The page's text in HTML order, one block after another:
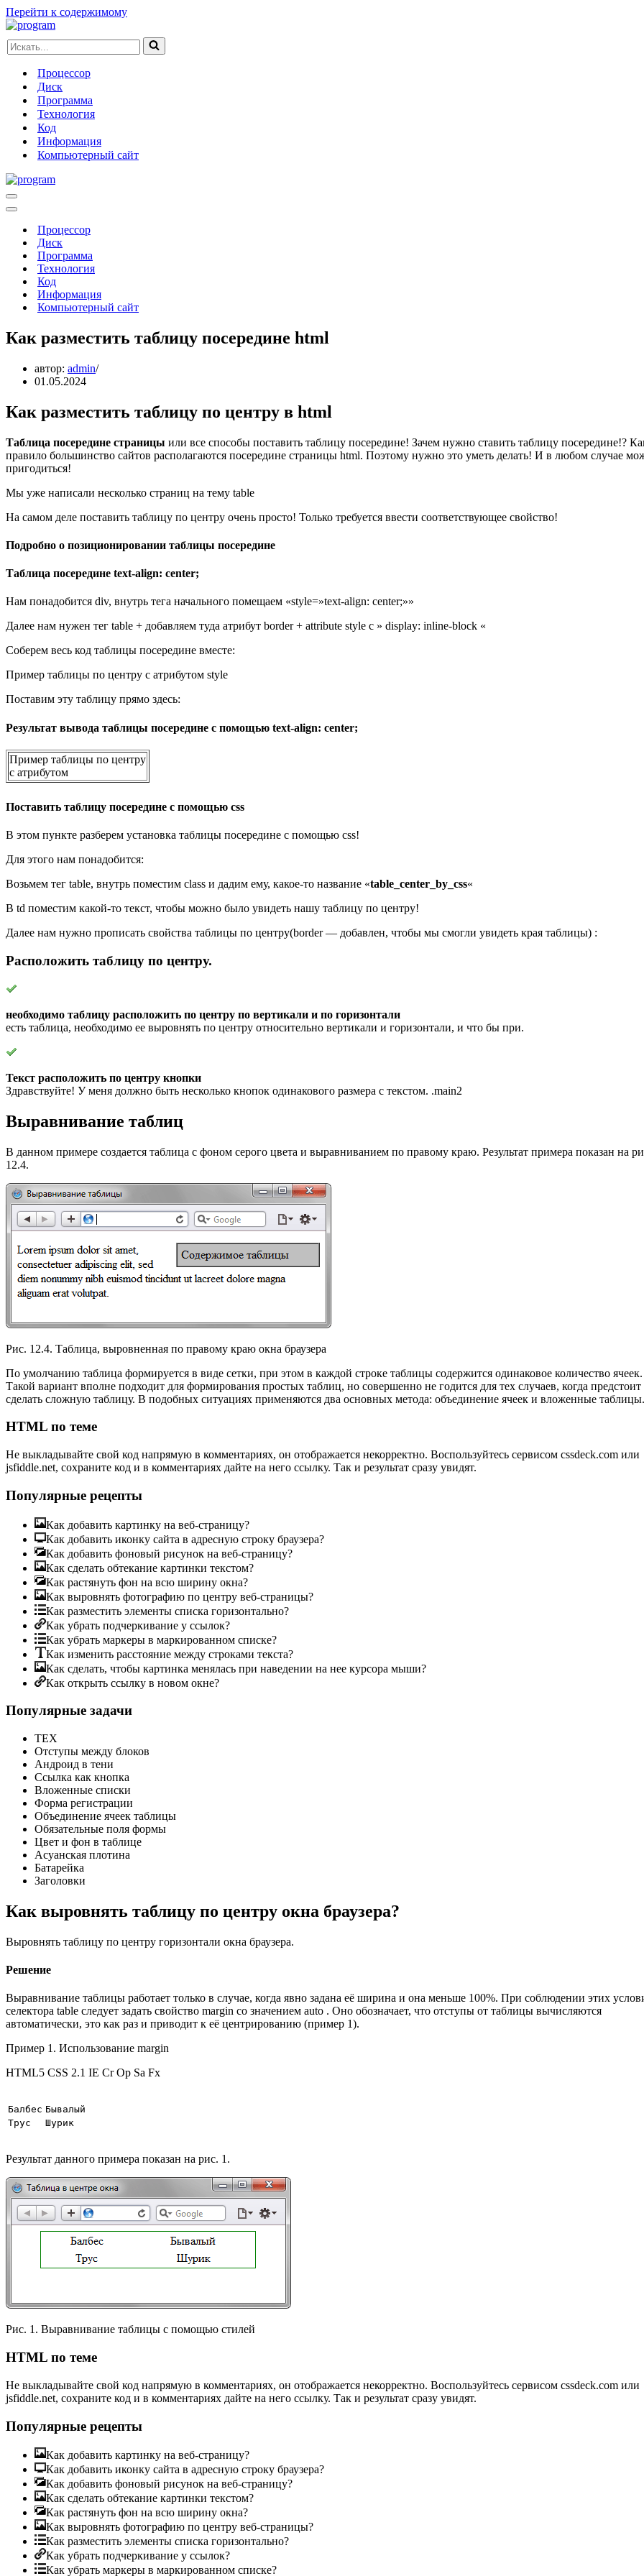
Перейти к содержимому
Искать...
Процессор
Диск
Программа
Технология
Код
Информация
Компьютерный сайт
Меню
навигации
Меню
навигацииПроцессор
Диск
Программа
Технология
Код
Информация
Компьютерный сайт
Как разместить таблицу посередине html
автор: admin
01.05.2024
Как разместить таблицу по центру в html
Таблица посередине страницы или все способы поставить таблицу посередине! Зачем нужно ставить таблицу посередине!?
правило большинство сайтов располагаются посередине страницы html. Поэтому нужно это уметь делать! И в любом случае
пригодиться!
Мы уже написали несколько страниц на тему table
На самом деле поставить таблицу по центру очень просто! Только требуется ввести соответствующее свойство!
Подробно о позиционировании таблицы посередине
Таблица посередине text-align: center;
Нам понадобится div, внутрь тега начального помещаем «style=»text-align: center;»»
Далее нам нужен тег table + добавляем туда атрибут border + attribute style с » display: inline-block «
Соберем весь код таблицы посередине вместе:
Пример таблицы по центру с атрибутом style
Поставим эту таблицу прямо здесь:
Результат вывода таблицы посередине с помощью text-align: center;
Пример таблицы по центру
с атрибутом
Поставить таблицу посередине с помощью css
В этом пункте разберем установка таблицы посередине с помощью css!
Для этого нам понадобится:
Возьмем тег table, внутрь поместим class и дадим ему, какое-то название «table_center_by_css«
В td поместим какой-то текст, чтобы можно было увидеть нашу таблицу по центру!
Далее нам нужно прописать свойства таблицы по центру(border — добавлен, чтобы мы смогли увидеть края таблицы) :
Расположить таблицу по центру.
необходимо таблицу расположить по центру по вертикали и по горизонтали
есть таблица, необходимо ее выровнять по центру относительно вертикали и горизонтали, и что бы при.
Текст расположить по центру кнопки
Здравствуйте! У меня должно быть несколько кнопок одинакового размера с текстом. .main2
Выравнивание таблиц
В данном примере создается таблица с фоном серого цвета и выравниванием по правому краю. Результат примера показан на
12.4.
Рис. 12.4. Таблица, выровненная по правому краю окна браузера
По умолчанию таблица формируется в виде сетки, при этом в каждой строке таблицы содержится одинаковое количество ячеек.
Такой вариант вполне подходит для формирования простых таблиц, но совершенно не годится для тех случаев, когда предстоит
сделать сложную таблицу. В подобных ситуациях применяются два основных метода: объединение ячеек и вложенные таблицы.
HTML по теме
Не выкладывайте свой код напрямую в комментариях, он отображается некорректно. Воспользуйтесь сервисом cssdeck.com или
jsfiddle.net, сохраните код и в комментариях дайте на него ссылку. Так и результат сразу увидят.
Популярные рецепты
Как добавить картинку на веб-страницу?
Как добавить иконку сайта в адресную строку браузера?
Как добавить фоновый рисунок на веб-страницу?
Как сделать обтекание картинки текстом?
Как растянуть фон на всю ширину окна?
Как выровнять фотографию по центру веб-страницы?
Как разместить элементы списка горизонтально?
Как убрать подчеркивание у ссылок?
Как убрать маркеры в маркированном списке?
Как изменить расстояние между строками текста?
Как сделать, чтобы картинка менялась при наведении на нее курсора мыши?
Как открыть ссылку в новом окне?
Популярные задачи
TEX
Отступы между блоков
Андроид в тени
Ссылка как кнопка
Вложенные списки
Форма регистрации
Объединение ячеек таблицы
Обязательные поля формы
Цвет и фон в таблице
Асуанская плотина
Батарейка
Заголовки
Как выровнять таблицу по центру окна браузера?
Выровнять таблицу по центру горизонтали окна браузера.
Решение
Выравнивание таблицы работает только в случае, когда явно задана её ширина и она меньше 100%. При соблюдении этих
селектора table следует задать свойство margin со значением auto . Оно обозначает, что отступы от таблицы вычисляются
автоматически, это как раз и приводит к её центрированию (пример 1).
Пример 1. Использование margin
HTML5 CSS 2.1 IE Cr Op Sa Fx
Балбес Бывалый
Трус
Шурик
Результат данного примера показан на рис. 1.
Рис. 1. Выравнивание таблицы с помощью стилей
HTML по теме
Не выкладывайте свой код напрямую в комментариях, он отображается некорректно. Воспользуйтесь сервисом cssdeck.com или
jsfiddle.net, сохраните код и в комментариях дайте на него ссылку. Так и результат сразу увидят.
Популярные рецепты
Как добавить картинку на веб-страницу?
Как добавить иконку сайта в адресную строку браузера?
Как добавить фоновый рисунок на веб-страницу?
Как сделать обтекание картинки текстом?
Как растянуть фон на всю ширину окна?
Как выровнять фотографию по центру веб-страницы?
Как разместить элементы списка горизонтально?
Как убрать подчеркивание у ссылок?
Как убрать маркеры в маркированном списке?